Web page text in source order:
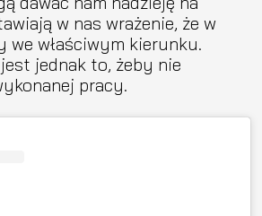
w nas wrażenie, że w
we właściwym kierunku.
jednak to, żeby nie
pracy.